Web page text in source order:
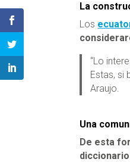
La
Los
“Lo
Estas, si
Araujo.
Una
De esta